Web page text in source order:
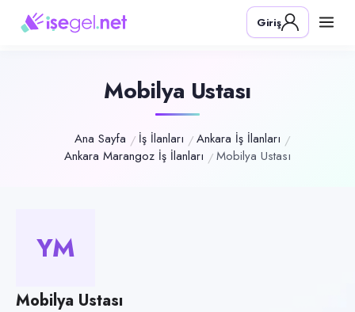
Pozisyon
Mobilya Ustası
Yurtoğlu Mobilya (Kahramankazan)
Üretim & İmalat
Tam Zamanlı · Ofis
Giriş
Mobilya Ustası
Ana Sayfa İş İlanları
Ankara İş İlanları
Ankara Marangoz İş İlanları
Mobilya Ustası
YM
Mobilya Ustası